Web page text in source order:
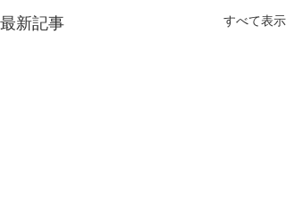
最新記事 すべて表示